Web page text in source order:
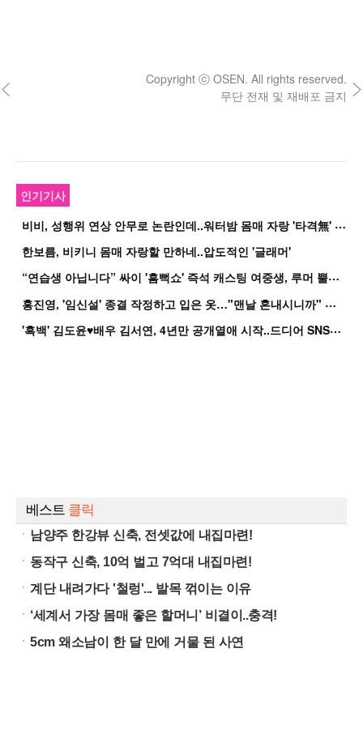
Copyright ⓒ OSEN. All rights reserved.
무단 전재 및 재배포 금지
인기기사
비
비, 성행위 연상 안무로 논란인데..워터밤 몸매 자랑 '타격無' 근황
한보름, 비키니 몸매 자랑할 만하네..압도적인 '글래머'
“
연습생 아닙니다” 싸이 '흠뻑쇼' 즉석 캐스팅 여중생, 루머 뿔났다[Oh!쎈 이...
홍
진영, '임신설' 종결 작정하고 입은 옷…"맨날 혼내시니까" 억울
'
흑백' 김도윤♥배우 김서연, 4년만 공개열애 시작..드디어 SNS에 노출 [핫피...